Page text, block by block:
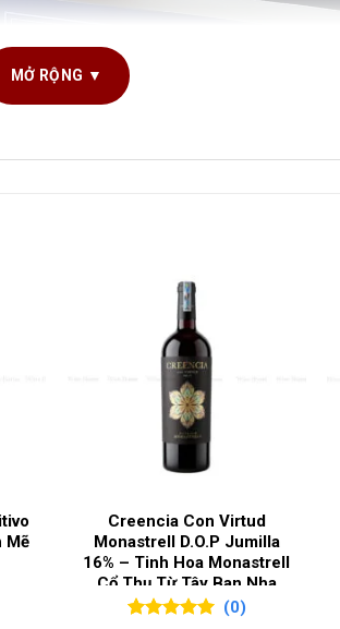
Vang 2 Chai Cantine Paradiso
MỞ RỘNG ▼
Mẽ
Creencia Con Virtud
Monastrell D.O.P Jumilla
16% – Tinh Hoa Monastrell
Cổ Thụ Từ Tây Ban Nha
(0)